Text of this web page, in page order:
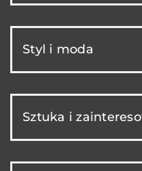
Styl i moda
Sztuka i